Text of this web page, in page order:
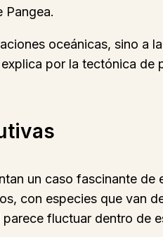
Pangea.
oceánicas, sino a
por la tectónica
un caso fascinante
con especies que van
fluctuar dentro de